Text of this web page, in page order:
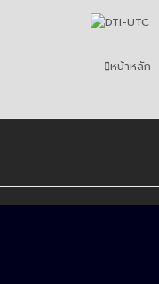
หน้าหลัก